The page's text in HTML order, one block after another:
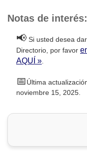
Notas de interés:
📢 Si usted desea
Directorio, por favor
AQUÍ »
📅Última
noviembre 15, 2025.